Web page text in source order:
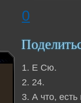
0
1. Е Сю.
2. 24.
3. А что,